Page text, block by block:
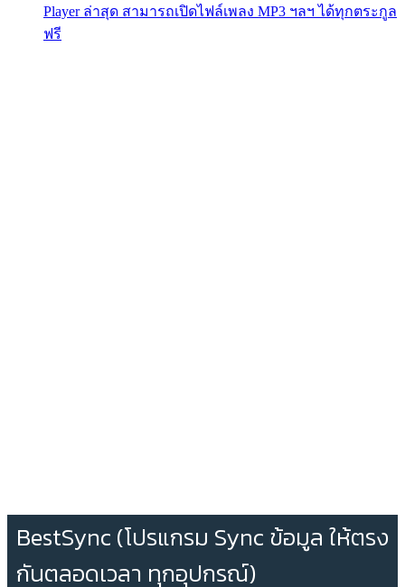
Player ล่าสุด สามารถเปิดไฟล์เพลง MP3 ฯลฯ ได้ทุกตระกูล
ฟรี
BestSync (โปรแกรม Sync ข้อมูล ให้ตรง
กันตลอดเวลา ทุกอุปกรณ์)